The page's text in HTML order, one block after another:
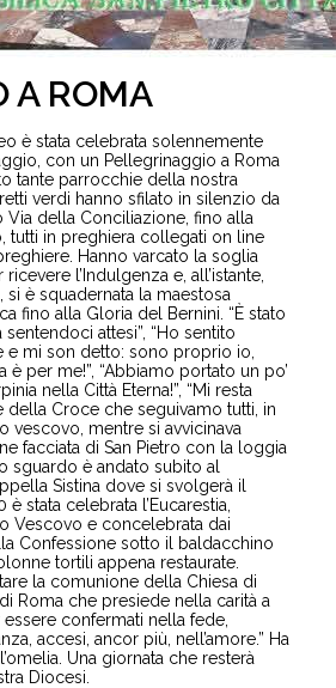
A ROMA
è stata celebrata solennemente
con un Pellegrinaggio a Roma
tante parrocchie della nostra
verdi hanno sfilato in silenzio da
Via della Conciliazione, fino alla
tutti in preghiera collegati on line
Hanno varcato la soglia
l’Indulgenza e, all’istante,
è squadernata la maestosa
fino alla Gloria del Bernini. “È stato
attesi”, “Ho sentito
e mi son detto: sono proprio io,
è per me!”, “Abbiamo portato un po’
nella Città Eterna!”, “Mi resta
della Croce che seguivamo tutti, in
vescovo, mentre si avvicinava
facciata di San Pietro con la loggia
sguardo è andato subito al
Sistina dove si svolgerà il
è stata celebrata l’Eucarestia,
Vescovo e concelebrata dai
Confessione sotto il baldacchino
tortili appena restaurate.
la comunione della Chiesa di
Roma che presiede nella carità a
confermati nella fede,
accesi, ancor più, nell’amore.” Ha
Una giornata che resterà
Diocesi.